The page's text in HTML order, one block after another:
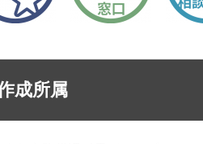
成所属